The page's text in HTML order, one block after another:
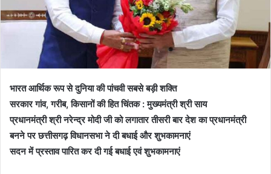
भारत आर्थिक रूप से दुनिया की पांचवी सबसे बड़ी शक्ति
सरकार गांव, गरीब, किसानों की हित चिंतक : मुख्यमंत्री श्री साय
प्रधानमंत्री श्री नरेन्द्र मोदी जी को लगातार तीसरी बार देश का प्रधानमंत्री
बनने पर छत्तीसगढ़ विधानसभा ने दी बधाई और शुभकामनाएं
सदन में प्रस्ताव पारित कर दी गई बधाई एवं शुभकामनाएं